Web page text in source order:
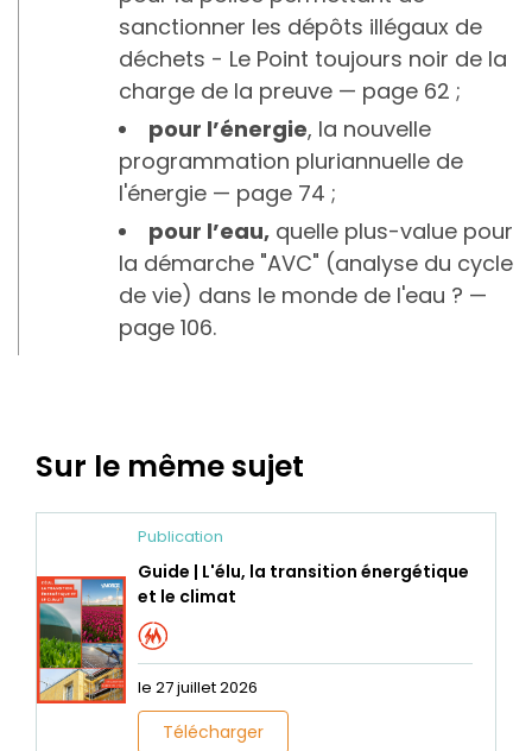
sanctionner les dépôts illégaux de
déchets - Le Point toujours noir de la
charge de la preuve — page 62 ;
pour l’énergie, la nouvelle
programmation pluriannuelle de
l'énergie — page 74 ;
pour l’eau, quelle plus-value pour
la démarche "AVC" (analyse du cycle
de vie) dans le monde de l'eau ? —
page 106.
Sur le même sujet
Publication
Guide | L'élu, la transition énergétique
et le climat
le 27 juillet 2026
Télécharger